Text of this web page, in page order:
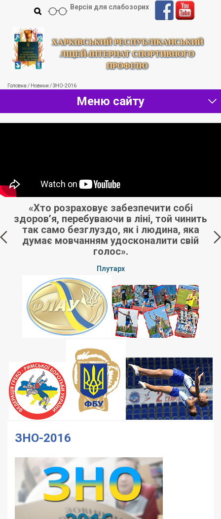
ХАРКІВСЬКИЙ РЕСПУБЛІКАНСЬКИЙ
ЛІЦЕЙ-ІНТЕРНАТ СПОРТИВНОГО
ПРОФІЛЮ
Версія для слабозорих
Головна / Новини /ЗНО-2016
Меню сайту
«Хто розраховує забезпечити собі
здоров’я, перебуваючи в ліні, той чинить
так само безглуздо, як і людина, яка
думає мовчанням удосконалити свій
голос».
Плутарх
ЗНО-2016